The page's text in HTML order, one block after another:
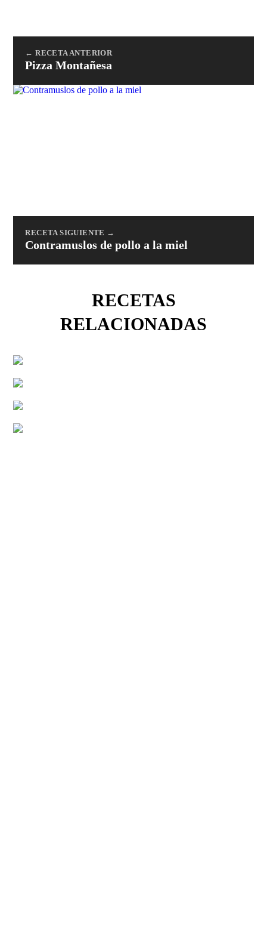
← RECETA ANTERIOR
Pizza Montañesa
RECETA SIGUIENTE →
Contramuslos de pollo a la miel
RECETAS
RELACIONADAS